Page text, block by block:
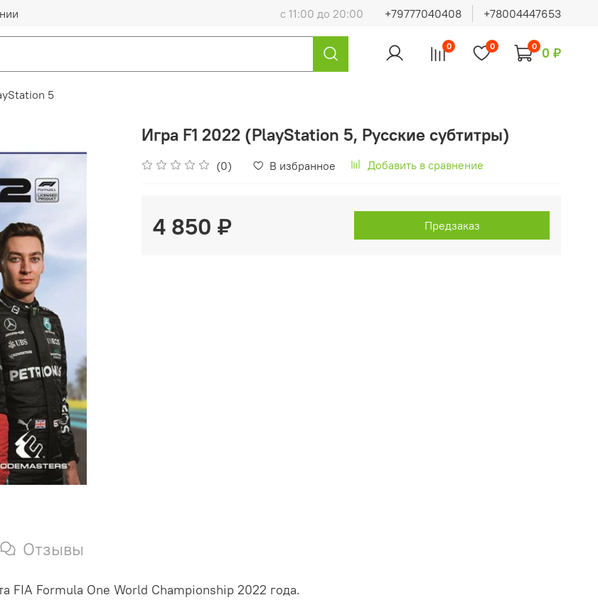
с 11:00 до 20:00 +79777040408 +78004447653
0 0 0 0 ₽
5
Игра F1 2022 (PlayStation 5, Русские субтитры)
(0) В избранное Добавить в сравнение
4 850 ₽ Предзаказ
Отзывы
FIA Formula One World Championship 2022 года.